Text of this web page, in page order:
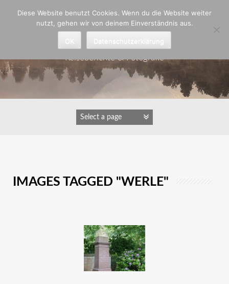
Astrid Padberg
Reiseberichte & Fotografie
IMAGES TAGGED "WERLE"
Diese Website benutzt Cookies. Wenn du die Website weiter
nutzt, gehen wir von deinem Einverständnis aus.